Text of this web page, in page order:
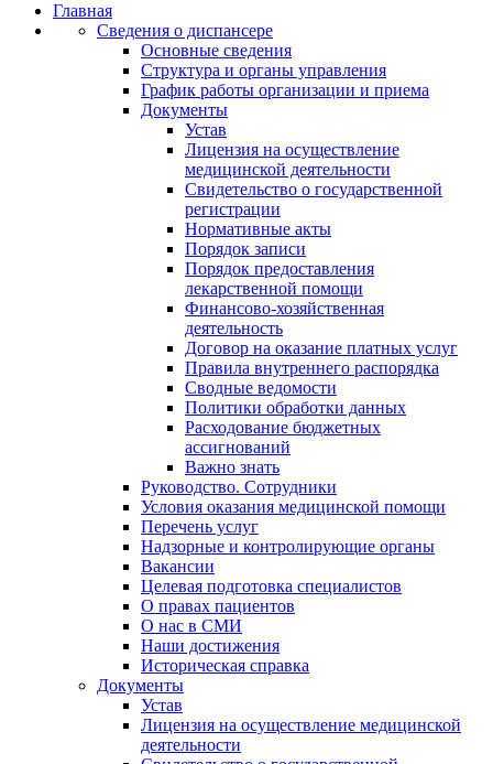
Главная
Сведения о диспансере
Основные сведения
Структура и органы управления
График работы организации и приема
Документы
Устав
Лицензия на осуществление
медицинской деятельности
Свидетельство о государственной
регистрации
Нормативные акты
Порядок записи
Порядок предоставления
лекарственной помощи
Финансово-хозяйственная
деятельность
Договор на оказание платных услуг
Правила внутреннего распорядка
Сводные ведомости
Политики обработки данных
Расходование бюджетных
ассигнований
Важно знать
Руководство. Сотрудники
Условия оказания медицинской помощи
Перечень услуг
Надзорные и контролирующие органы
Вакансии
Целевая подготовка специалистов
О правах пациентов
О нас в СМИ
Наши достижения
Историческая справка
Документы
Устав
Лицензия на осуществление медицинской
деятельности